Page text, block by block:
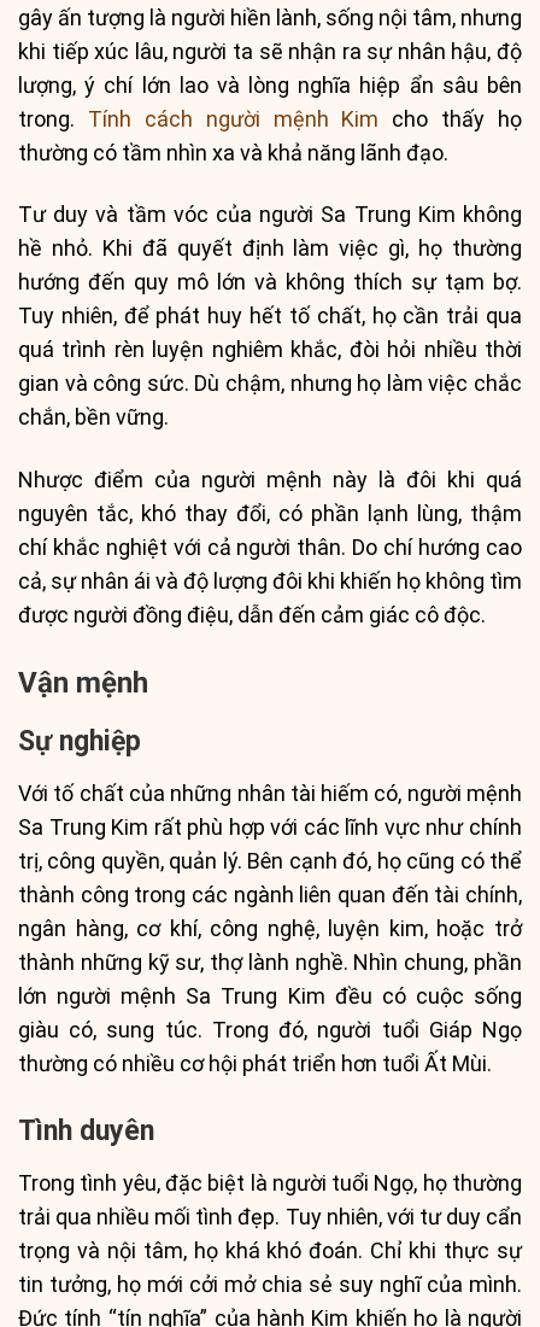
gây ấn tượng là người hiền lành, sống nội tâm, nhưng
khi tiếp xúc lâu, người ta sẽ nhận ra sự nhân hậu, độ
lượng, ý chí lớn lao và lòng nghĩa hiệp ẩn sâu bên
trong. Tính cách người mệnh Kim cho thấy họ
thường có tầm nhìn xa và khả năng lãnh đạo.
Tư duy và tầm vóc của người Sa Trung Kim không
hề nhỏ. Khi đã quyết định làm việc gì, họ thường
hướng đến quy mô lớn và không thích sự tạm bợ.
Tuy nhiên, để phát huy hết tố chất, họ cần trải qua
quá trình rèn luyện nghiêm khắc, đòi hỏi nhiều thời
gian và công sức. Dù chậm, nhưng họ làm việc chắc
chắn, bền vững.
Nhược điểm của người mệnh này là đôi khi quá
nguyên tắc, khó thay đổi, có phần lạnh lùng, thậm
chí khắc nghiệt với cả người thân. Do chí hướng cao
cả, sự nhân ái và độ lượng đôi khi khiến họ không tìm
được người đồng điệu, dẫn đến cảm giác cô độc.
Vận mệnh
Sự nghiệp
Với tố chất của những nhân tài hiếm có, người mệnh
Sa Trung Kim rất phù hợp với các lĩnh vực như chính
trị, công quyền, quản lý. Bên cạnh đó, họ cũng có thể
thành công trong các ngành liên quan đến tài chính,
ngân hàng, cơ khí, công nghệ, luyện kim, hoặc trở
thành những kỹ sư, thợ lành nghề. Nhìn chung, phần
lớn người mệnh Sa Trung Kim đều có cuộc sống
giàu có, sung túc. Trong đó, người tuổi Giáp Ngọ
thường có nhiều cơ hội phát triển hơn tuổi Ất Mùi.
Tình duyên
Trong tình yêu, đặc biệt là người tuổi Ngọ, họ thường
trải qua nhiều mối tình đẹp. Tuy nhiên, với tư duy cẩn
trọng và nội tâm, họ khá khó đoán. Chỉ khi thực sự
tin tưởng, họ mới cởi mở chia sẻ suy nghĩ của mình.
Đức tính “tín nghĩa” của hành Kim khiến họ là người